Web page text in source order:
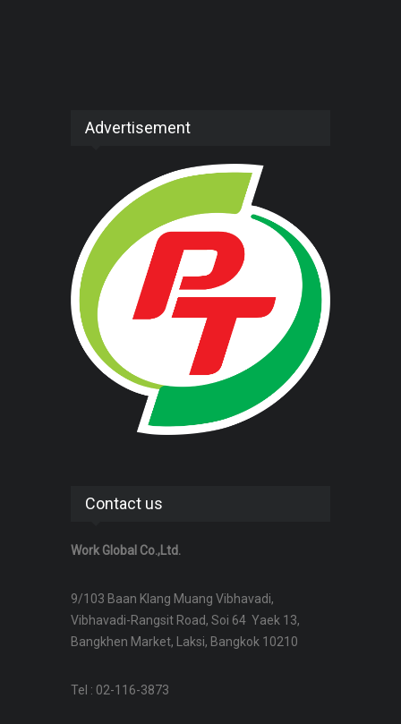
Advertisement
Contact us
Work Global Co.,Ltd.
9/103 Baan Klang Muang Vibhavadi,
Vibhavadi-Rangsit Road, Soi 64 Yaek 13,
Bangkhen Market, Laksi, Bangkok 10210
Tel : 02-116-3873